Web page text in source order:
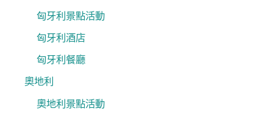
匈牙利景點活動
匈牙利酒店
匈牙利餐廳
奧地利
奧地利景點活動